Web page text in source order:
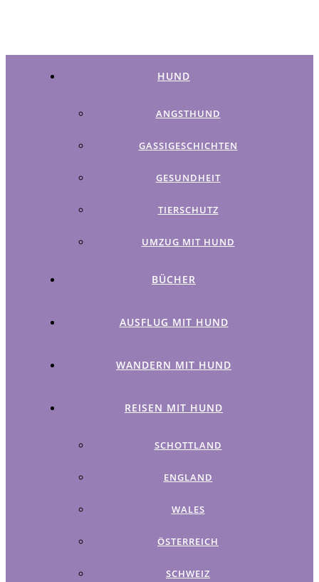
HUND
ANGSTHUND
GASSIGESCHICHTEN
GESUNDHEIT
TIERSCHUTZ
UMZUG MIT HUND
BÜCHER
AUSFLUG MIT HUND
WANDERN MIT HUND
REISEN MIT HUND
SCHOTTLAND
ENGLAND
WALES
ÖSTERREICH
SCHWEIZ